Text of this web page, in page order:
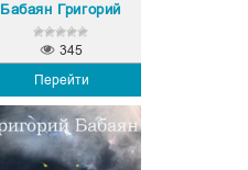
Бабаян Григорий
Перейти
345